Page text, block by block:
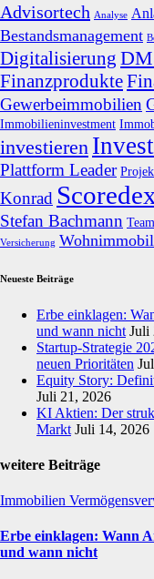
Advisortech Analyse
Bestandsmanagement
Digitalisierung
Finanzprodukte
Gewerbeimmobilien
Immobilieninvestment
investieren
Plattform Leader
Konrad
Stefan Bachmann Team
Versicherung
Neueste Beiträge
Erbe einklagen:
und wann nicht Juli
Startup-Strategie
neuen Prioritäten
Equity Story:
Juli 21, 2026
KI Aktien: Der
Markt Juli 14, 2026
weitere Beiträge
Immobilien
Erbe einklagen: Wann
und wann nicht